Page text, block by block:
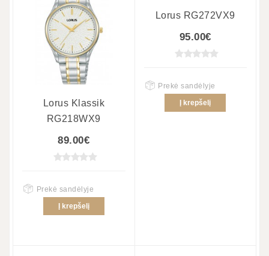
Lorus Klassik
RG218WX9
89.00€
Prekė sandėlyje
Į krepšelį
Lorus RG272VX9
95.00€
Prekė sandėlyje
Į krepšelį